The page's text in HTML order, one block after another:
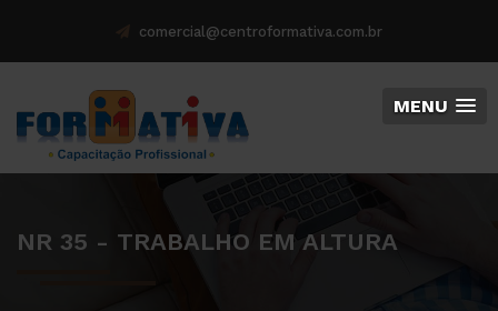
comercial@centroformativa.com.br
MENU
NR 35 - TRABALHO EM ALTURA